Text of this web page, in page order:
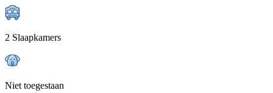
2 Slaapkamers
Niet toegestaan